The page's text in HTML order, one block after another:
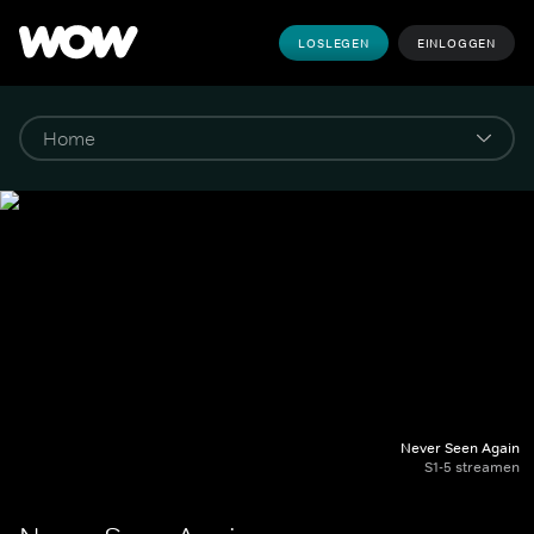
LOSLEGEN EINLOGGEN
Never Seen Again
S1-5 streamen